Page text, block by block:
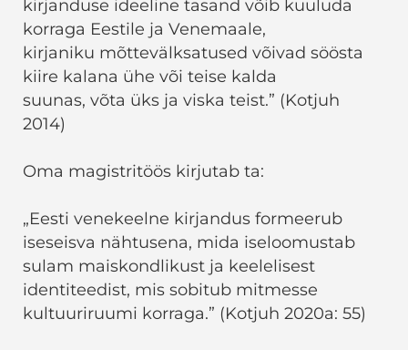
kirjanduse ideeline tasand võib kuuluda
korraga Eestile ja Venemaale,
kirjaniku mõttevälksatused võivad söösta
kiire kalana ühe või teise kalda
suunas, võta üks ja viska teist.” (Kotjuh
2014)
Oma magistritöös kirjutab ta:
„Eesti venekeelne kirjandus formeerub
iseseisva nähtusena, mida iseloomustab
sulam maiskondlikust ja keelelisest
identiteedist, mis sobitub mitmesse
kultuuriruumi korraga.” (Kotjuh 2020a: 55)